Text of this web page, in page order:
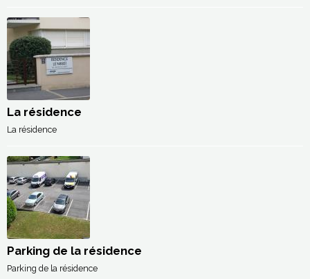
La résidence
La résidence
Parking de la résidence
Parking de la résidence